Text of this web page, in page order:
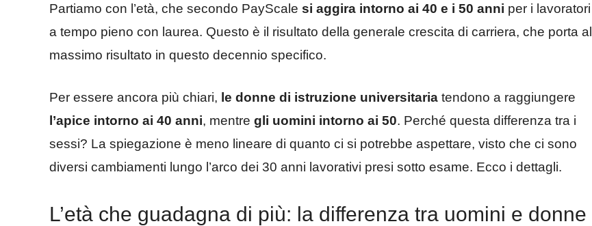
Partiamo con l’età, che secondo PayScale si aggira intorno ai 40 e i 50 anni per i lavoratori
a tempo pieno con laurea. Questo è il risultato della generale crescita di carriera, che porta al
massimo risultato in questo decennio specifico.
Per essere ancora più chiari, le donne di istruzione universitaria tendono a raggiungere
l’apice intorno ai 40 anni, mentre gli uomini intorno ai 50. Perché questa differenza tra i
sessi? La spiegazione è meno lineare di quanto ci si potrebbe aspettare, visto che ci sono
diversi cambiamenti lungo l’arco dei 30 anni lavorativi presi sotto esame. Ecco i dettagli.
L’età che guadagna di più: la differenza tra uomini e donne